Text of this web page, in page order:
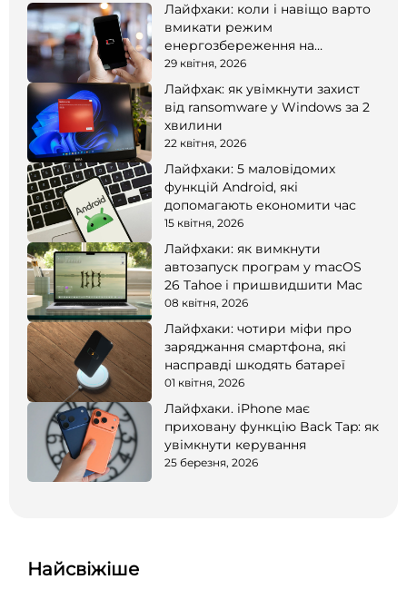
Лайфхаки: коли і навіщо варто
вмикати режим
енергозбереження на
смартфоні
29 квітня, 2026
Лайфхак: як увімкнути захист
від ransomware у Windows за 2
хвилини
22 квітня, 2026
Лайфхаки: 5 маловідомих
функцій Android, які
допомагають економити час
15 квітня, 2026
Лайфхаки: як вимкнути
автозапуск програм у macOS
26 Tahoe і пришвидшити Mac
08 квітня, 2026
Лайфхаки: чотири міфи про
заряджання смартфона, які
насправді шкодять батареї
01 квітня, 2026
Лайфхаки. iPhone має
приховану функцію Back Tap: як
увімкнути керування
25 березня, 2026
Найсвіжіше